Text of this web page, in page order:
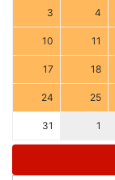
3 4
10 11
17 18
24 25
31 1